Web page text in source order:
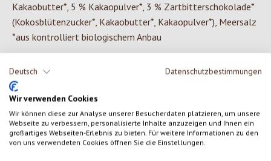
Deutsch Datenschutzbestimmungen
Wir verwenden Cookies
Wir können diese zur Analyse unserer Besucherdaten platzieren, um unsere
Webseite zu verbessern, personalisierte Inhalte anzuzeigen und Ihnen ein
großartiges Webseiten-Erlebnis zu bieten. Für weitere Informationen zu den
von uns verwendeten Cookies öffnen Sie die Einstellungen.
Kakaobutter*, 5 % Kakaopulver*, 3 % Zartbitterschokolade*
(Kokosblütenzucker*, Kakaobutter*, Kakaopulver*), Meersalz
*aus kontrolliert biologischem Anbau
0 von 0 Bewertungen
Durchschnittliche Bewertung von 0 von 5 Sternen
Gib eine Bewertung ab!